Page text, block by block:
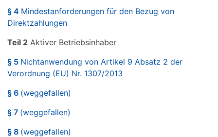
§ 4 Mindestanforderungen für den Bezug von
Direktzahlungen
Teil 2 Aktiver Betriebsinhaber
§ 5 Nichtanwendung von Artikel 9 Absatz 2 der
Verordnung (EU) Nr. 1307/2013
§ 6 (weggefallen)
§ 7 (weggefallen)
§ 8 (weggefallen)